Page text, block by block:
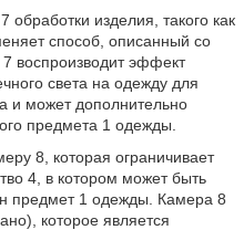
обработки изделия, такого как
способ, описанный со
воспроизводит эффект
света на одежду для
и может дополнительно
предмета 1 одежды.
8, которая ограничивает
4, в котором может быть
предмет 1 одежды. Камера 8
которое является